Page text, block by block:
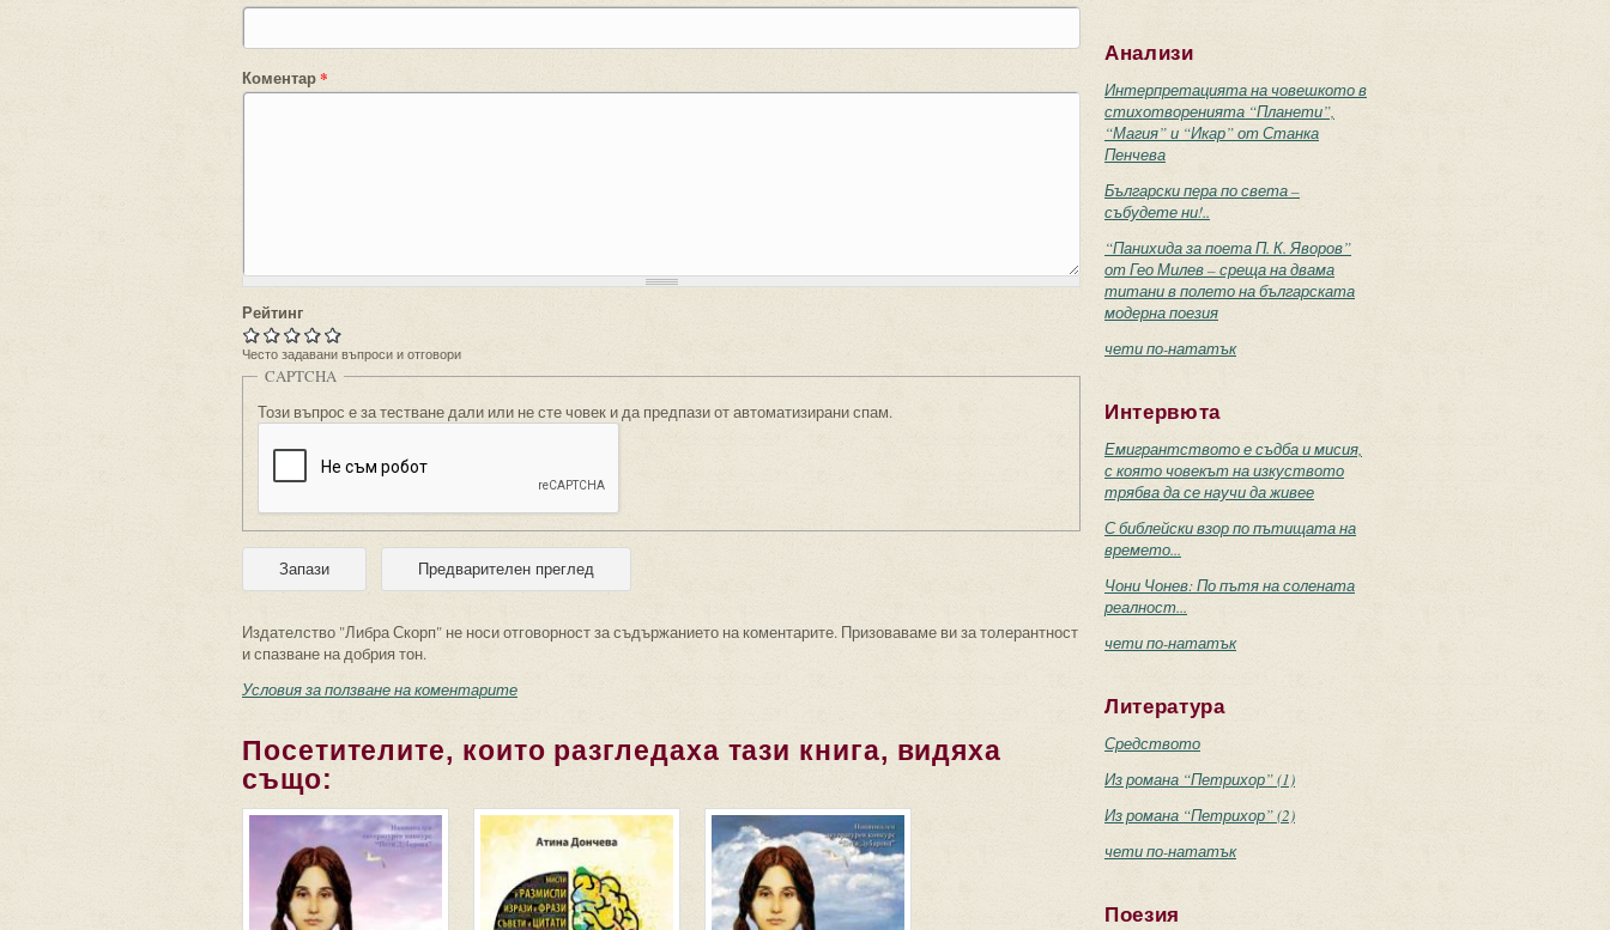
Коментар*
Рейтинг
Често задавани въпроси и отговори
CAPTCHA
Този въпрос е за тестване дали или не сте човек и да предпази от автоматизирани спам.
Издателство "Либра Скорп" не носи отговорност за съдържанието на коментарите. Призоваваме ви за толерантност
и спазване на добрия тон.
Условия за ползване на коментарите
Посетителите, които разгледаха тази книга, видяха
също:
Анализи
Интерпретацията на човешкото в
стихотворенията “Планети”,
“Магия” и “Икар” от Станка
Пенчева
Български пера по света –
събудете ни!..
“Панихида за поета П. К. Яворов”
от Гео Милев – среща на двама
титани в полето на българската
модерна поезия
чети по-нататък
Интервюта
Емигрантството е съдба и мисия,
с която човекът на изкуството
трябва да се научи да живее
С библейски взор по пътищата на
времето...
Чони Чонев: По пътя на солената
реалност...
чети по-нататък
Литература
Средството
Из романа “Петрихор” (1)
Из романа “Петрихор” (2)
чети по-нататък
Поезия